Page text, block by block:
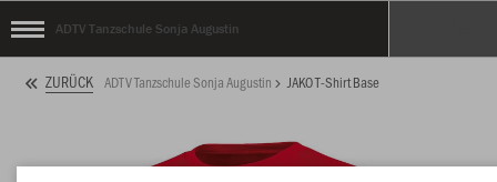
ADTV Tanzschule Sonja Augustin
ZURÜCK ADTV Tanzschule Sonja Augustin JAKO T-Shirt Base